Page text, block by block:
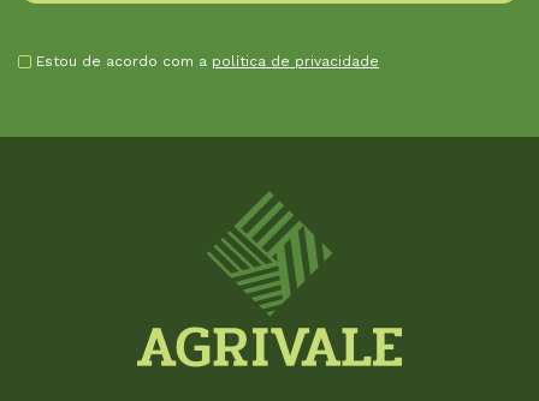
Estou de acordo com a política de privacidade